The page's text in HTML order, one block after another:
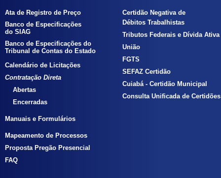
Ata de Registro de Preço
Banco de Especificações
do SIAG
Banco de Especificações do
Tribunal de Contas do Estado
Calendário de Licitações
Contratação Direta
Abertas
Encerradas
Manuais e Formulários
Mapeamento de Processos
Proposta Pregão Presencial
FAQ
Certidão Negativa de
Débitos Trabalhistas
Tributos Federais e Dívida Ativa
União
FGTS
SEFAZ Certidão
Cuiabá - Certidão Municipal
Consulta Unificada de Certidões